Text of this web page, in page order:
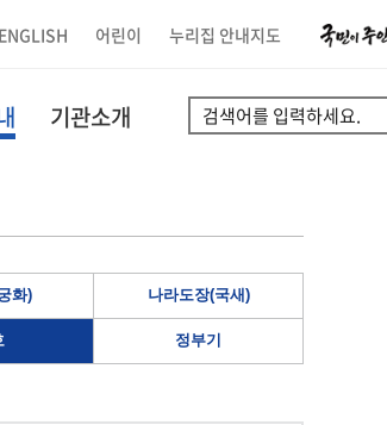
ENGLISH 어린이 누리집 안내지도
기관소개
화) 나라도장(국새)
정부기